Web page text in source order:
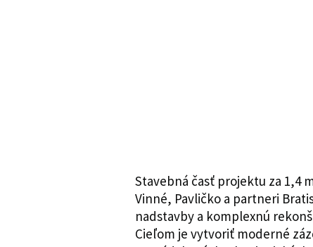
Stavebná časť projektu za 1,4
Vinné, Pavličko a partneri
nadstavby a komplexnú
Cieľom je vytvoriť moderné